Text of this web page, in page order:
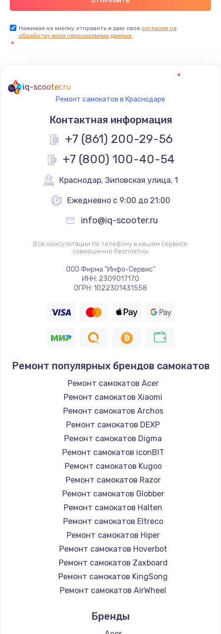
Нажимая на кнопку отправить я даю свое согласие на
обработку моих персональных данных.
iq-scooter.ru
Ремонт самокатов в Краснодаре
Контактная информация
+7 (861) 200-29-56
+7 (800) 100-40-54
Краснодар, Зиповская улица, 1
Ежедневно с 9:00 до 21:00
info@iq-scooter.ru
Все консультации по телефону в нашем сервисе
совершенно бесплатны
ООО Фирма "Инфо-Сервис"
ИНН: 2309017170
ОГРН: 1022301431558
Ремонт популярных брендов самокатов
Ремонт самокатов Acer
Ремонт самокатов Xiaomi
Ремонт самокатов Archos
Ремонт самокатов DEXP
Ремонт самокатов Digma
Ремонт самокатов iconBIT
Ремонт самокатов Kugoo
Ремонт самокатов Razor
Ремонт самокатов Globber
Ремонт самокатов Halten
Ремонт самокатов Eltreco
Ремонт самокатов Hiper
Ремонт самокатов Hoverbot
Ремонт самокатов Zaxboard
Ремонт самокатов KingSong
Ремонт самокатов AirWheel
Ремонт самокатов Hunter
Ремонт самокатов Shorner
Бренды